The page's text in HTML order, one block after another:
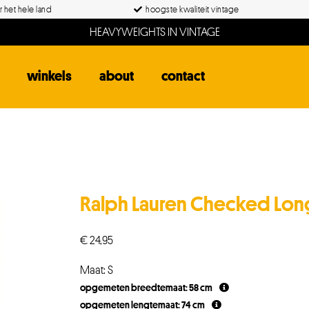
het hele land hoogste kwaliteit vintage
HEAVYWEIGHTS IN VINTAGE
winkels about contact
Ralph Lauren Checked
€24,95
Maat: S
opgemeten breedtemaat: 58 cm
opgemeten lengtemaat: 74 cm